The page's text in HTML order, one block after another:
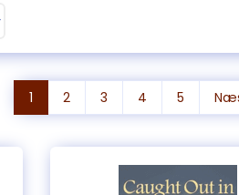
1 2 3 4 5